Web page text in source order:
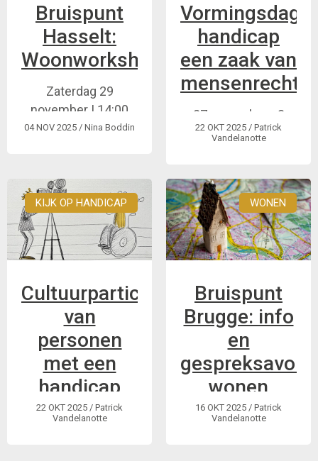
Bruispunt
Hasselt:
Woonworkshop
Zaterdag 29
november | 14:00
-17:00
04 NOV 2025 / Nina Boddin
Vormingsdag:
handicap
een zaak van
27 november - 3
vormingen over het
22 OKT 2025 / Patrick
Vandelanotte
KIJK OP HANDICAP
Cultuurparticipatie
van
personen
met een
handicap
29 november -
22 OKT 2025 / Patrick
Vandelanotte
WONEN
Bruispunt
Brugge: info
en
gespreksavond
wonen
woensdag 19
16 OKT 2025 / Patrick
Vandelanotte